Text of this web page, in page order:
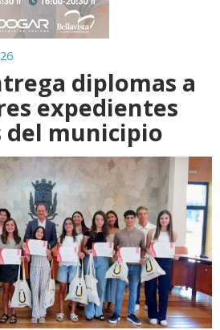
diplomas a
expedientes
del municipio